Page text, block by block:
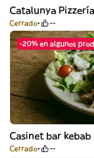
Catalunya Pizzería
Cerrado --
-20% en algunos
Casinet bar kebab
Cerrado --